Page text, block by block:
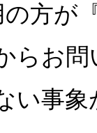
方が
らお
い事